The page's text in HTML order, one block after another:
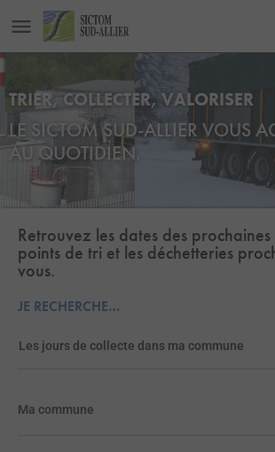
TRIER, COLLECTER, VALORISER
LE SICTOM SUD-ALLIER VOUS
AU QUOTIDIEN.
Retrouvez les dates des prochaines
points de tri et les déchetteries
vous.
JE RECHERCHE…
Les jours de collecte dans ma commune
Ma commune